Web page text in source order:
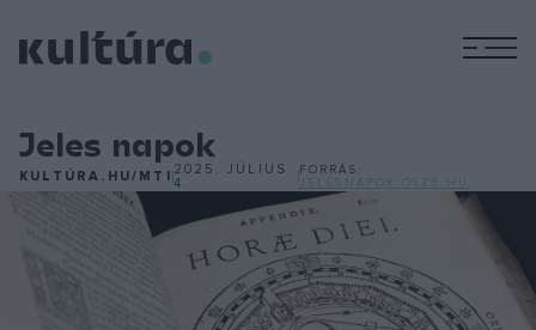
Jeles napok
KULTÚRA.HU/MTI 2025. JÚLIUS
4.
FORRÁS:
JELESNAPOK.OSZK.HU